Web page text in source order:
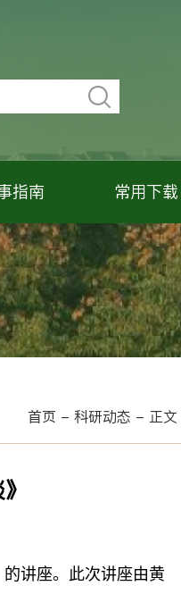
指南 常用下载
首页 - 科研动态 - 正文
讲座。此次讲座由黄